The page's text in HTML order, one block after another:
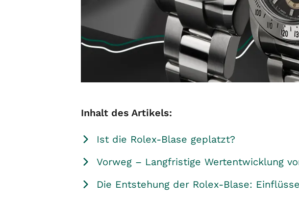
Inhalt des Artikels:
Ist die Rolex-Blase geplatzt?
Vorweg – Langfristige Wertentwicklung
Die Entstehung der Rolex-Blase: